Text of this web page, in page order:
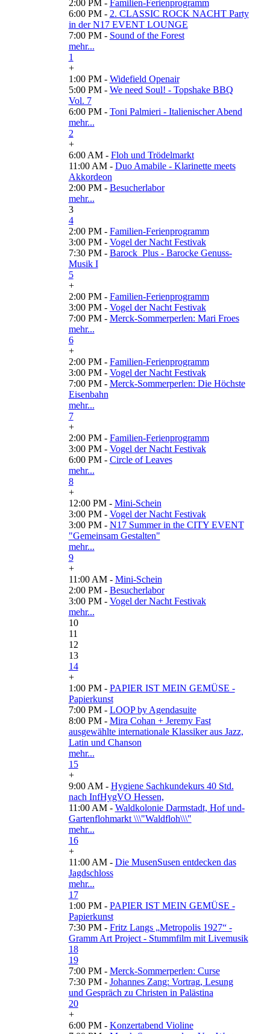
2:00 PM - Familien-Ferienprogramm
6:00 PM - 2. CLASSIC ROCK NACHT Party
in der N17 EVENT LOUNGE
7:00 PM - Sound of the Forest
mehr...
1
+
1:00 PM - Widefield Openair
5:00 PM - We need Soul! - Topshake BBQ
Vol. 7
6:00 PM - Toni Palmieri - Italienischer Abend
mehr...
2
+
6:00 AM - Floh und Trödelmarkt
11:00 AM - Duo Amabile - Klarinette meets
Akkordeon
2:00 PM - Besucherlabor
mehr...
3
4
2:00 PM - Familien-Ferienprogramm
3:00 PM - Vogel der Nacht Festivak
7:30 PM - Barock_Plus - Barocke Genuss-
Musik I
5
+
2:00 PM - Familien-Ferienprogramm
3:00 PM - Vogel der Nacht Festivak
7:00 PM - Merck-Sommerperlen: Mari Froes
mehr...
6
+
2:00 PM - Familien-Ferienprogramm
3:00 PM - Vogel der Nacht Festivak
7:00 PM - Merck-Sommerperlen: Die Höchste
Eisenbahn
mehr...
7
+
2:00 PM - Familien-Ferienprogramm
3:00 PM - Vogel der Nacht Festivak
6:00 PM - Circle of Leaves
mehr...
8
+
12:00 PM - Mini-Schein
3:00 PM - Vogel der Nacht Festivak
3:00 PM - N17 Summer in the CITY EVENT
"Gemeinsam Gestalten"
mehr...
9
+
11:00 AM - Mini-Schein
2:00 PM - Besucherlabor
3:00 PM - Vogel der Nacht Festivak
mehr...
10
11
12
13
14
+
1:00 PM - PAPIER IST MEIN GEMÜSE -
Papierkunst
7:00 PM - LOOP by Agendasuite
8:00 PM - Mira Cohan + Jeremy Fast
ausgewählte internationale Klassiker aus Jazz,
Latin und Chanson
mehr...
15
+
9:00 AM - Hygiene Sachkundekurs 40 Std.
nach InfHygVO Hessen,
11:00 AM - Waldkolonie Darmstadt, Hof und-
Gartenflohmarkt \\\"Waldfloh\\\"
mehr...
16
+
11:00 AM - Die MusenSusen entdecken das
Jagdschloss
mehr...
17
1:00 PM - PAPIER IST MEIN GEMÜSE -
Papierkunst
7:30 PM - Fritz Langs „Metropolis 1927“ -
Gramm Art Project - Stummfilm mit Livemusik
18
19
7:00 PM - Merck-Sommerperlen: Curse
7:30 PM - Johannes Zang: Vortrag, Lesung
und Gespräch zu Christen in Palästina
20
+
6:00 PM - Konzertabend Violine